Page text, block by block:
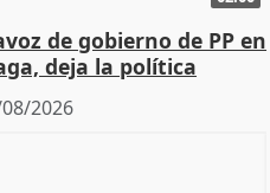
de gobierno de PP en
deja la política
2026